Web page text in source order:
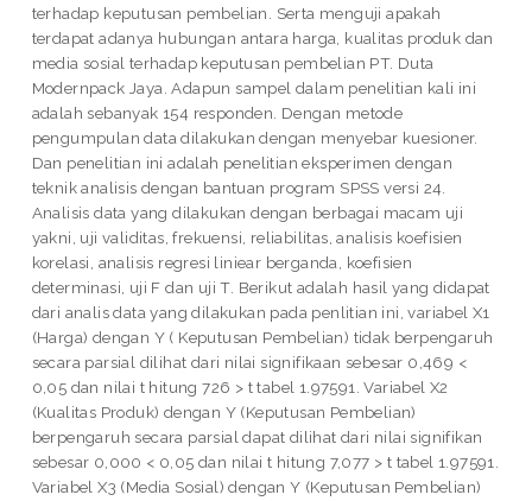
terhadap keputusan pembelian. Serta menguji apakah
terdapat adanya hubungan antara harga, kualitas produk dan
media sosial terhadap keputusan pembelian PT. Duta
Modernpack Jaya. Adapun sampel dalam penelitian kali ini
adalah sebanyak 154 responden. Dengan metode
pengumpulan data dilakukan dengan menyebar kuesioner.
Dan penelitian ini adalah penelitian eksperimen dengan
teknik analisis dengan bantuan program SPSS versi 24.
Analisis data yang dilakukan dengan berbagai macam uji
yakni, uji validitas, frekuensi, reliabilitas, analisis koefisien
korelasi, analisis regresi liniear berganda, koefisien
determinasi, uji F dan uji T. Berikut adalah hasil yang didapat
dari analis data yang dilakukan pada penlitian ini, variabel X1
(Harga) dengan Y ( Keputusan Pembelian) tidak berpengaruh
secara parsial dilihat dari nilai signifikaan sebesar 0,469 <
0,05 dan nilai t hitung 726 > t tabel 1.97591. Variabel X2
(Kualitas Produk) dengan Y (Keputusan Pembelian)
berpengaruh secara parsial dapat dilihat dari nilai signifikan
sebesar 0,000 < 0,05 dan nilai t hitung 7,077 > t tabel 1.97591.
Variabel X3 (Media Sosial) dengan Y (Keputusan Pembelian)